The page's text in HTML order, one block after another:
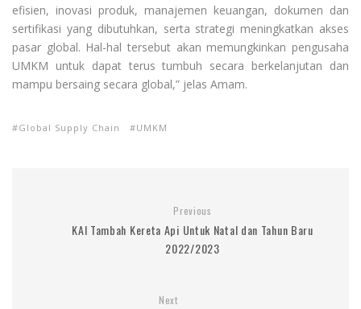
efisien, inovasi produk, manajemen keuangan, dokumen dan
sertifikasi yang dibutuhkan, serta strategi meningkatkan akses
pasar global. Hal-hal tersebut akan memungkinkan pengusaha
UMKM untuk dapat terus tumbuh secara berkelanjutan dan
mampu bersaing secara global,” jelas Amam.
Global Supply Chain UMKM
Previous
KAI Tambah Kereta Api Untuk Natal dan Tahun Baru
2022/2023
Next